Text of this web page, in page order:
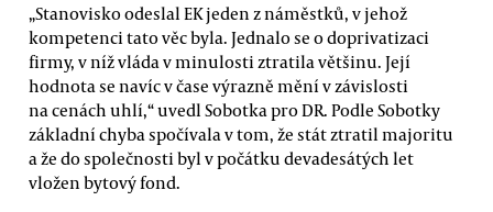
„Stanovisko odeslal EK jeden z náměstků, v jehož
kompetenci tato věc byla. Jednalo se o doprivatizaci
firmy, v níž vláda v minulosti ztratila většinu. Její
hodnota se navíc v čase výrazně mění v závislosti
na cenách uhlí,“ uvedl Sobotka pro DR. Podle Sobotky
základní chyba spočívala v tom, že stát ztratil majoritu
a že do společnosti byl v počátku devadesátých let
vložen bytový fond.